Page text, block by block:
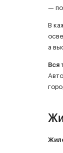
—
В
а
Вся